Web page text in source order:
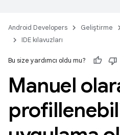
Android Developers Geliştirme
IDE kılavuzları
Bu size yardımcı oldu mu?
Manuel